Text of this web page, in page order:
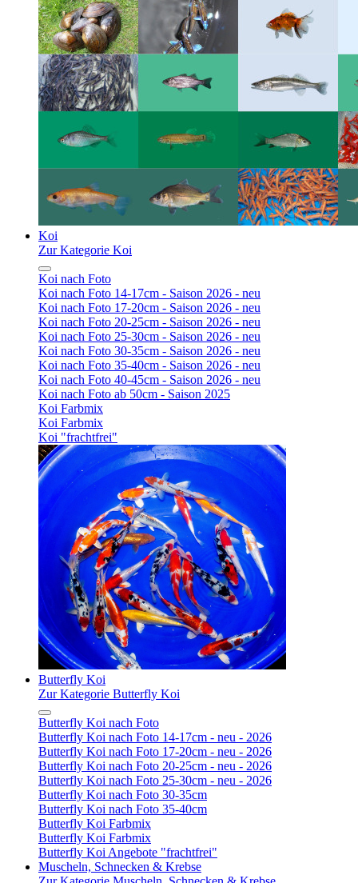
Koi
Zur Kategorie Koi
Koi nach Foto
Koi nach Foto 14-17cm - Saison 2026 - neu
Koi nach Foto 17-20cm - Saison 2026 - neu
Koi nach Foto 20-25cm - Saison 2026 - neu
Koi nach Foto 25-30cm - Saison 2026 - neu
Koi nach Foto 30-35cm - Saison 2026 - neu
Koi nach Foto 35-40cm - Saison 2026 - neu
Koi nach Foto 40-45cm - Saison 2026 - neu
Koi nach Foto ab 50cm - Saison 2025
Koi Farbmix
Koi Farbmix
Koi "frachtfrei"
Butterfly Koi
Zur Kategorie Butterfly Koi
Butterfly Koi nach Foto
Butterfly Koi nach Foto 14-17cm - neu - 2026
Butterfly Koi nach Foto 17-20cm - neu - 2026
Butterfly Koi nach Foto 20-25cm - neu - 2026
Butterfly Koi nach Foto 25-30cm - neu - 2026
Butterfly Koi nach Foto 30-35cm
Butterfly Koi nach Foto 35-40cm
Butterfly Koi Farbmix
Butterfly Koi Farbmix
Butterfly Koi Angebote "frachtfrei"
Muscheln, Schnecken & Krebse